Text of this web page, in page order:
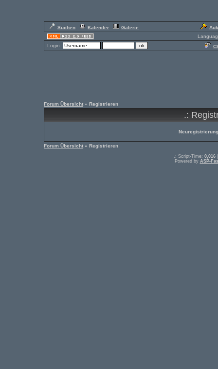
Suchen Kalender Galerie
Login:
Forum Übersicht » Registrieren
.:
Forum Übersicht » Registrieren
.: Script-Time: 0,016
Powered by ASP-